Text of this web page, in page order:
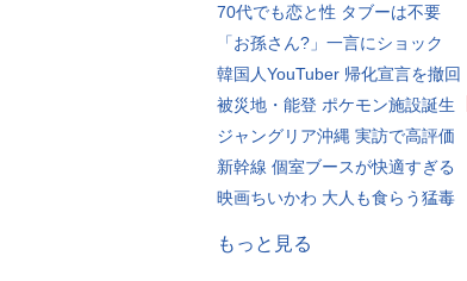
70代でも恋と性 タブーは不要
「お孫さん?」一言にショック
韓国人YouTuber 帰化宣言を撤回
被災地・能登 ポケモン施設誕生
ジャングリア沖縄 実訪で高評価
新幹線 個室ブースが快適すぎる
映画ちいかわ 大人も食らう猛毒
もっと見る